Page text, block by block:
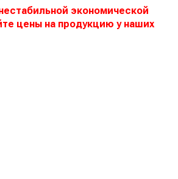
экономической
цены на продукцию у наших